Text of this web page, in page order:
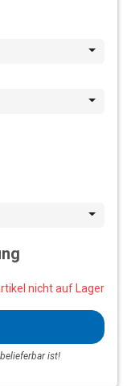
nicht auf Lager
ist!